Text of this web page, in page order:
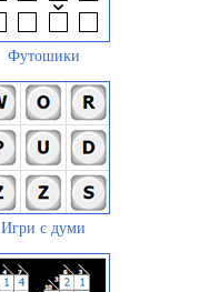
Футошики
Игри с думи